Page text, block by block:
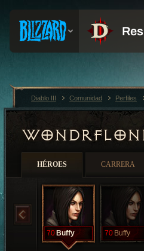
HÉROES CARRERA
70 Buffy 70 Buffy
Diablo III Comunidad Perfiles